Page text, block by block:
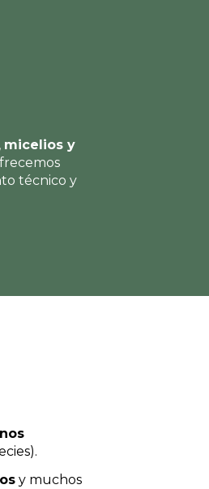
micelios y
técnico y
y muchos